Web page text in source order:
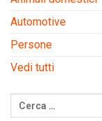
Automotive
Persone
Vedi tutti